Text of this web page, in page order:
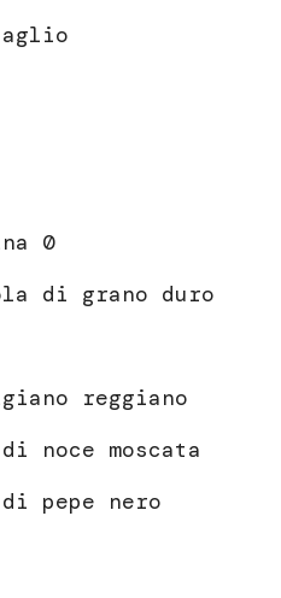
0
di grano duro
reggiano
noce moscata
pepe nero